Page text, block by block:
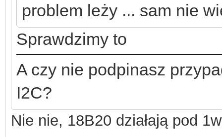
problem leży ... sam nie
Sprawdzimy to
A czy nie podpinasz
I2C?
Nie nie, 18B20 działają pod